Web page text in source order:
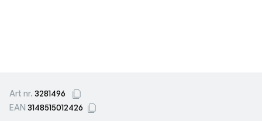
Art nr. 3281496
EAN 3148515012426